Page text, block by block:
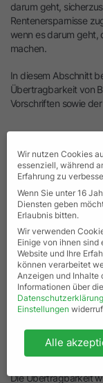
darum geht,
Rentenersparnisse
wenn es darum geht,
machen.
In diesem Abschnitt
Übertragbarkeit von
Vorschriften sowie
Was ist die
auf die bAV
Im Zusammenhang
Deutschland bezieht
eines
einem Arbeitgeber
übertragen. Dies
den Arbeitsplatz
Karriereverlauf
erworbenen
Die Übertragbarkeit
Wir nutzen Cookies
essenziell, während
Erfahrung zu
Wenn Sie unter 16
Diensten geben
Erlaubnis bitten.
Wir verwenden
Einige von ihnen sind
Website und Ihre
können verarbeitet
Anzeigen und Inhalte
Informationen über
Datenschutzerklärung
Einstellungen
Alle
Wenn Sie unter 16